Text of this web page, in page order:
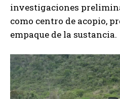
investigaciones
como centro de acopio,
empaque de la sustancia.